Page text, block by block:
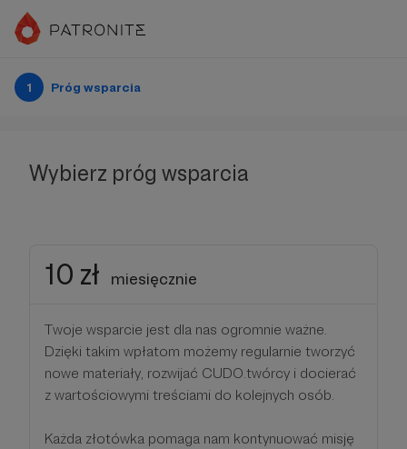
1 Próg wsparcia
Wybierz próg wsparcia
10 zł miesięcznie
Twoje wsparcie jest dla nas ogromnie ważne.
Dzięki takim wpłatom możemy regularnie tworzyć
nowe materiały, rozwijać CUDO.twórcy i docierać
z wartościowymi treściami do kolejnych osób.
Każda złotówka pomaga nam kontynuować misję